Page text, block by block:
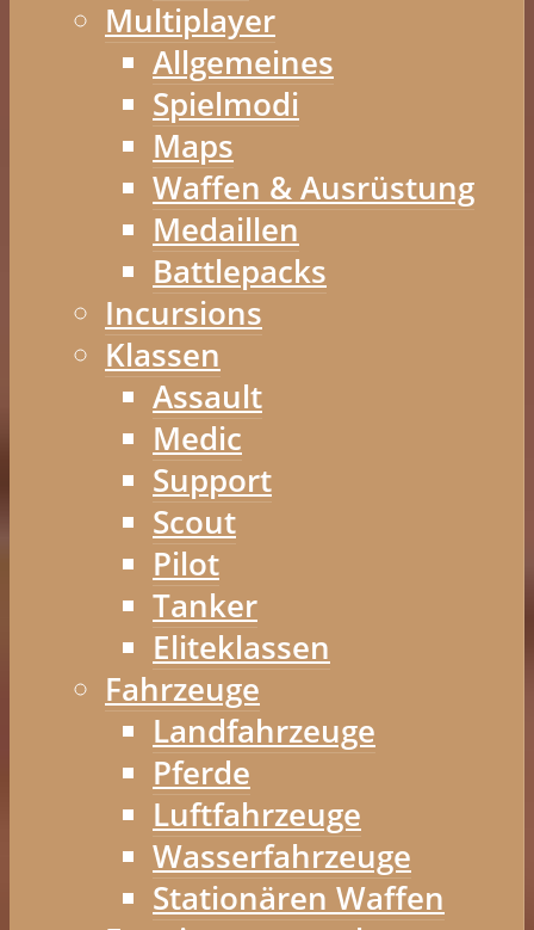
Multiplayer
Allgemeines
Spielmodi
Maps
Waffen & Ausrüstung
Medaillen
Battlepacks
Incursions
Klassen
Assault
Medic
Support
Scout
Pilot
Tanker
Eliteklassen
Fahrzeuge
Landfahrzeuge
Pferde
Luftfahrzeuge
Wasserfahrzeuge
Stationären Waffen